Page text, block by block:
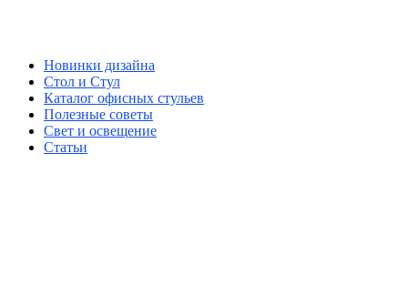
Новинки дизайна
Стол и Стул
Каталог офисных стульев
Полезные советы
Свет и освещение
Статьи